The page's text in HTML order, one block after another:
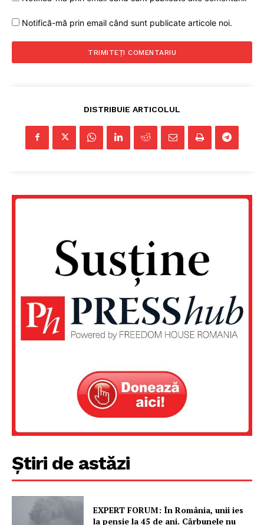
Notifică-mă prin email când sunt publicate articole noi.
DISTRIBUIE ARTICOLUL
Știri de astăzi
EXPERT FORUM: În România, unii ies
la pensie la 45 de ani. Cărbunele nu